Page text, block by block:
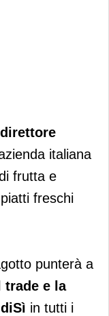
Linea
direttore
italiana
frutta e
freschi
punterà a
trade e la
in tutti i